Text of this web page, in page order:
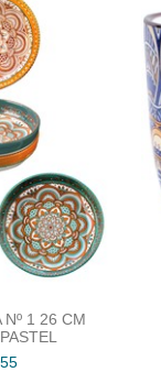
Nº 1 26 CM